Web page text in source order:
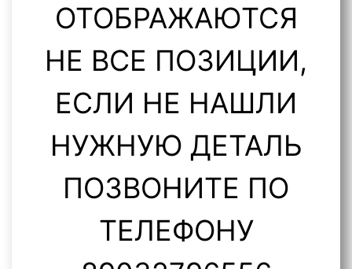
ОТОБРАЖАЮТСЯ
НЕ ВСЕ ПОЗИЦИИ,
ЕСЛИ НЕ НАШЛИ
НУЖНУЮ ДЕТАЛЬ
ПОЗВОНИТЕ ПО
ТЕЛЕФОНУ